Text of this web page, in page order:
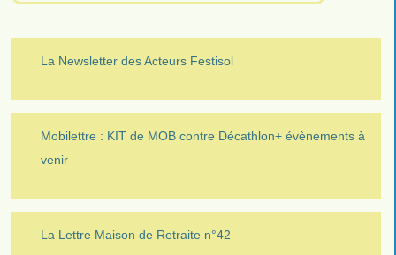
La Newsletter des Acteurs Festisol
Mobilettre : KIT de MOB contre Décathlon+ évènements à
venir
La Lettre Maison de Retraite n°42